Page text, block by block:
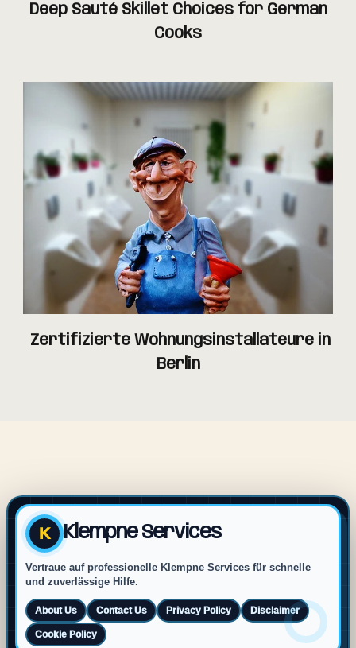
Deep Sauté Skillet Choices for German
Cooks
Zertifizierte Wohnungsinstallateure in
Berlin
K Klempne Services
Vertraue auf professionelle Klempne Services für schnelle
und zuverlässige Hilfe.
About Us Contact Us Privacy Policy Disclaimer
Cookie Policy